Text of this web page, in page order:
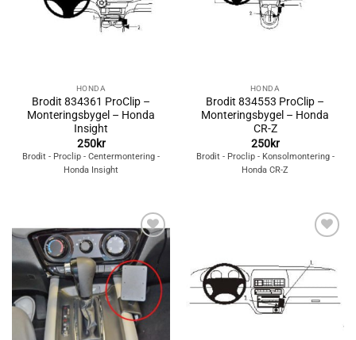
HONDA
Brodit 834361 ProClip –
Monteringsbygel – Honda
Insight
250kr
Brodit - Proclip - Centermontering -
Honda Insight
HONDA
Brodit 834553 ProClip –
Monteringsbygel – Honda
CR-Z
250kr
Brodit - Proclip - Konsolmontering -
Honda CR-Z
Lägg till i
önskelistan
önskelistan